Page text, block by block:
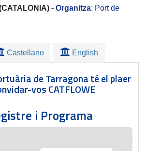
- Organitza: Port de
Castellano English
de Tarragona té el plaer
vos CATFLOWE
i Programa